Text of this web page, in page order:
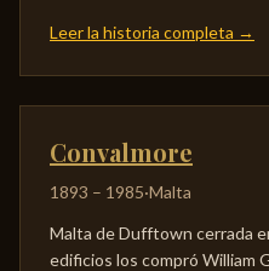
Leer la historia completa →
Convalmore
1893 – 1985·Malta
Malta de Dufftown cerrada
edificios los compró William